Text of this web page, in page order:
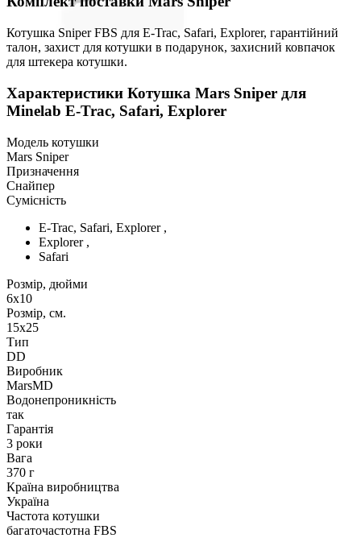
Котушка Sniper FBS для E-Trac, Safari, Explorer, гарантійний
талон, захист для котушки в подарунок, захисний ковпачок
для штекера котушки.
Характеристики Котушка Mars Sniper для
Minelab E-Trac, Safari, Explorer
Модель котушки
Mars Sniper
Призначення
Снайпер
Сумісність
E-Trac, Safari, Explorer ,
Explorer ,
Safari
Розмір, дюйми
6х10
Розмір, см.
15х25
Тип
DD
Виробник
MarsMD
Водонепроникність
так
Гарантія
3 роки
Вага
370 г
Країна виробництва
Україна
Частота котушки
багаточастотна FBS